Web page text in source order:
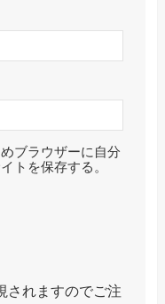
ブラウザーに自分
トを保存する。
されますのでご注